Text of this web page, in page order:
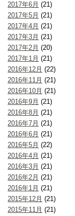
2017年6月 (21)
2017年5月 (21)
2017年4月 (21)
2017年3月 (21)
2017年2月 (20)
2017年1月 (21)
2016年12月 (22)
2016年11月 (21)
2016年10月 (21)
2016年9月 (21)
2016年8月 (21)
2016年7月 (21)
2016年6月 (21)
2016年5月 (22)
2016年4月 (21)
2016年3月 (21)
2016年2月 (21)
2016年1月 (21)
2015年12月 (21)
2015年11月 (21)